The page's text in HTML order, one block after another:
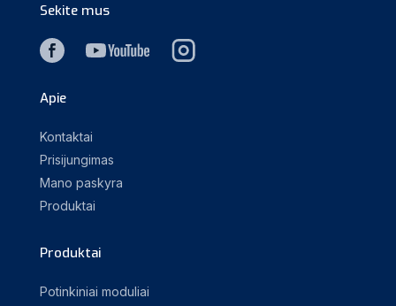
Sekite mus
Apie
Kontaktai
Prisijungimas
Mano paskyra
Produktai
Produktai
Potinkiniai moduliai